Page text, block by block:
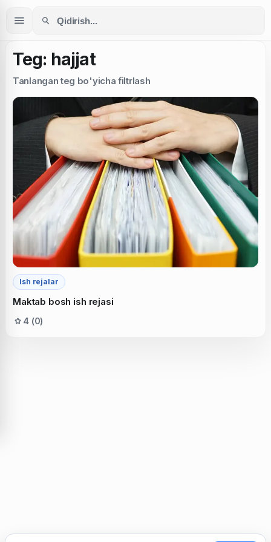
Teg: hajjat
Tanlangan teg bo'yicha filtrlash
Ish rejalar
Maktab bosh ish rejasi
4 (0)